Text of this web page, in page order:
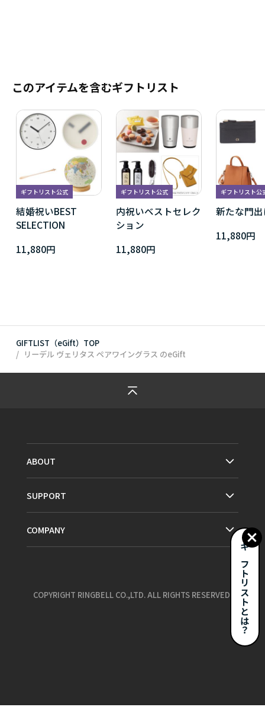
このアイテムを含むギフトリスト
ギフトリスト公式
結婚祝いBEST
SELECTION
11,880円
ギフトリスト公式
内祝いベストセレク
ション
11,880円
ギフトリスト公
新たな門
11,880円
GIFTLIST（eGift）TOP
リーデル ヴェリタス ペアワイングラス のeGift
ギフトリストとは？
ABOUT
SUPPORT
COMPANY
COPYRIGHT RINGBELL CO.,LTD. ALL RIGHTS RESERVED.